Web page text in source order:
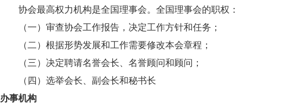
协会最高权力机构是全国理事会。全国理事会的职权：
（一）审查协会工作报告，决定工作方针和任务；
（二）根据形势发展和工作需要修改本会章程；
（三）决定聘请名誉会长、名誉顾问和顾问；
（四）选举会长、副会长和秘书长
办事机构